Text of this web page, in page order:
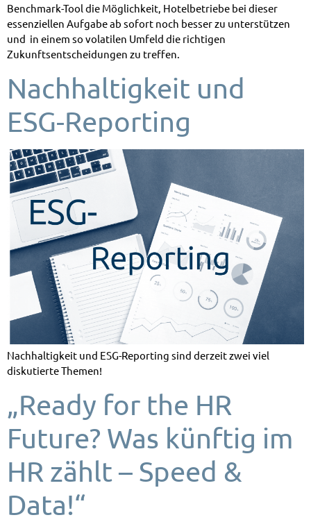
Benchmark-Tool die Möglichkeit, Hotelbetriebe bei dieser
essenziellen Aufgabe ab sofort noch besser zu unterstützen
und in einem so volatilen Umfeld die richtigen
Zukunftsentscheidungen zu treffen.
Nachhaltigkeit und
ESG-Reporting
Nachhaltigkeit und ESG-Reporting sind derzeit zwei viel
diskutierte Themen!
„Ready for the HR
Future? Was künftig im
HR zählt – Speed &
Data!“